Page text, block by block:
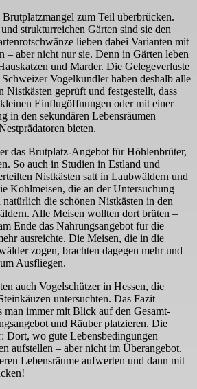
zum Teil überbrücken.
strukturreichen Gärten sind sie den
lieben dabei Varianten mit
– aber nicht nur sie. Denn in Gärten leben
und Marder. Die Gelegeverluste
Vogelkundler haben deshalb alle
geprüft und festgestellt, dass
Einflugöffnungen oder mit einer
in den sekundären Lebensräumen
bieten.
das Brutplatz-Angebot für Höhlenbrüter,
So auch in Studien in Estland und
Nistkästen satt in Laubwäldern und
Kohlmeisen, die an der Untersuchung
die schönen Nistkästen in den
Alle Meisen wollten dort brüten –
Ende das Nahrungsangebot für die
ausreichte. Die Meisen, die in die
zogen, brachten dagegen mehr und
Ausfliegen.
auch Vogelschützer in Hessen, die
untersuchten. Das Fazit
man immer mit Blick auf den Gesamt-
und Räuber platzieren. Die
Dort, wo gute Lebensbedingungen
aufstellen – aber nicht im Überangebot.
Lebensräume aufwerten und dann mit